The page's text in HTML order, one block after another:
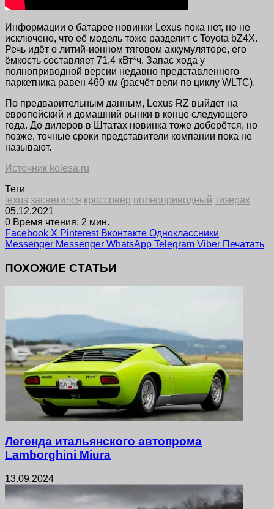
Информации о батарее новинки Lexus пока нет, но не
исключено, что её модель тоже разделит с Toyota bZ4X.
Речь идёт о литий-ионном тяговом аккумуляторе, его
ёмкость составляет 71,4 кВт*ч. Запас хода у
полноприводной версии недавно представленного
паркетника равен 460 км (расчёт вели по циклу WLTC).
По предварительным данным, Lexus RZ выйдет на
европейский и домашний рынки в конце следующего
года. До дилеров в Штатах новинка тоже доберётся, но
позже, точные сроки представители компании пока не
называют.
Источник kolesa.ru
Теги
lexus засветился кроссовер полноприводный тизерах
05.12.2021
0 Время чтения: 2 мин.
Facebook X Pinterest Вконтакте Одноклассники
Messenger Messenger WhatsApp Telegram Viber Печатать
ПОХОЖИЕ СТАТЬИ
Легенда итальянского автопрома
Lamborghini Miura
13.09.2024